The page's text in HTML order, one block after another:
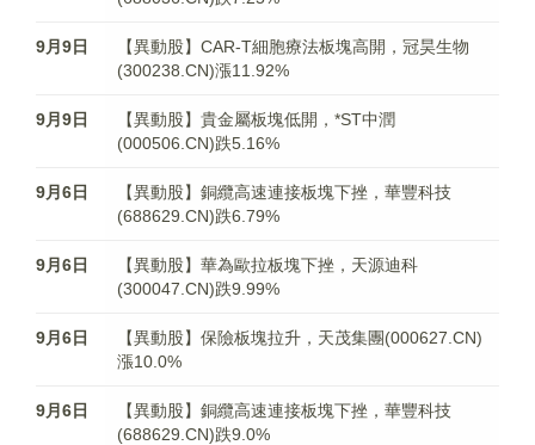
9月9日
【異動股】CAR-T細胞療法板塊高開，冠昊生物
(300238.CN)漲11.92%
9月9日
【異動股】貴金屬板塊低開，*ST中潤
(000506.CN)跌5.16%
9月6日
【異動股】銅纜高速連接板塊下挫，華豐科技
(688629.CN)跌6.79%
9月6日
【異動股】華為歐拉板塊下挫，天源迪科
(300047.CN)跌9.99%
9月6日
【異動股】保險板塊拉升，天茂集團(000627.CN)
漲10.0%
9月6日
【異動股】銅纜高速連接板塊下挫，華豐科技
(688629.CN)跌9.0%